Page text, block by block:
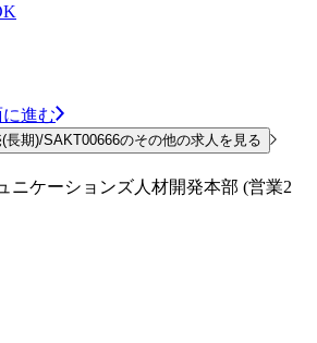
進む
期)/SAKT00666のその他の求人を見る
ニケーションズ人材開発本部 (営業2